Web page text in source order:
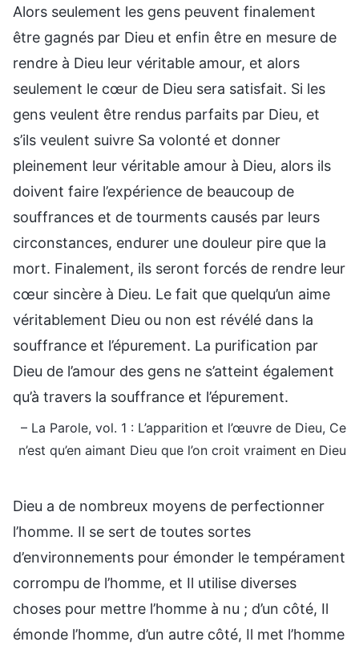
Alors seulement les gens peuvent finalement
être gagnés par Dieu et enfin être en mesure de
rendre à Dieu leur véritable amour, et alors
seulement le cœur de Dieu sera satisfait. Si les
gens veulent être rendus parfaits par Dieu, et
s’ils veulent suivre Sa volonté et donner
pleinement leur véritable amour à Dieu, alors ils
doivent faire l’expérience de beaucoup de
souffrances et de tourments causés par leurs
circonstances, endurer une douleur pire que la
mort. Finalement, ils seront forcés de rendre leur
cœur sincère à Dieu. Le fait que quelqu’un aime
véritablement Dieu ou non est révélé dans la
souffrance et l’épurement. La purification par
Dieu de l’amour des gens ne s’atteint également
qu’à travers la souffrance et l’épurement.
– La Parole, vol. 1 : L’apparition et l’œuvre de Dieu, Ce
n’est qu’en aimant Dieu que l’on croit vraiment en Dieu
Dieu a de nombreux moyens de perfectionner
l’homme. Il se sert de toutes sortes
d’environnements pour émonder le tempérament
corrompu de l’homme, et Il utilise diverses
choses pour mettre l’homme à nu ; d’un côté, Il
émonde l’homme, d’un autre côté, Il met l’homme